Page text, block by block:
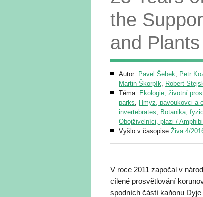
the
and Plants
Autor: Pavel Šebek, Petr
Martin Škorpík, Robert
Téma: Ekologie, životní
parks, Hmyz, pavoukovci a
invertebrates, Botanika,
Obojživelníci, plazi /
Vyšlo v časopise Živa 4/
V roce 2011 započal v
cílené prosvětlování
spodních částí kaňonu